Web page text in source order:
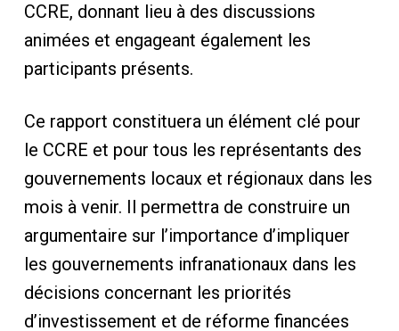
CCRE, donnant lieu à des discussions
animées et engageant également les
participants présents.
Ce rapport constituera un élément clé pour
le CCRE et pour tous les représentants des
gouvernements locaux et régionaux dans les
mois à venir. Il permettra de construire un
argumentaire sur l’importance d’impliquer
les gouvernements infranationaux dans les
décisions concernant les priorités
d’investissement et de réforme financées